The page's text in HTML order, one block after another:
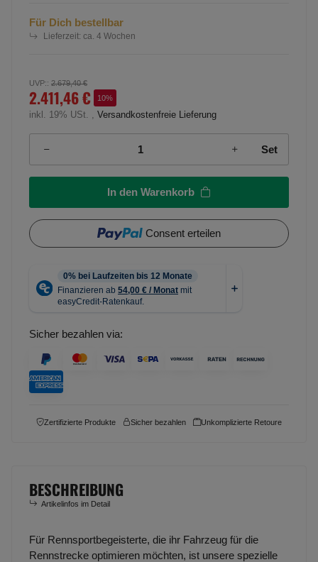
Für Dich bestellbar
Lieferzeit: ca. 4 Wochen
UVP:: 2.679,40 €
2.411,46 € 10%
inkl. 19% USt. , Versandkostenfreie Lieferung
Set
In den Warenkorb
Consent erteilen
Sicher bezahlen via:
Zertifizierte Produkte Sicher bezahlen Unkomplizierte Retoure
BESCHREIBUNG
Artikelinfos im Detail
Für Rennsportbegeisterte, die ihr Fahrzeug für die
Rennstrecke optimieren möchten, ist unsere spezielle